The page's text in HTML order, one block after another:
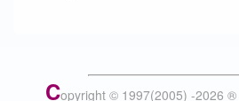
Copyright © 1997(2005) -2026 ®